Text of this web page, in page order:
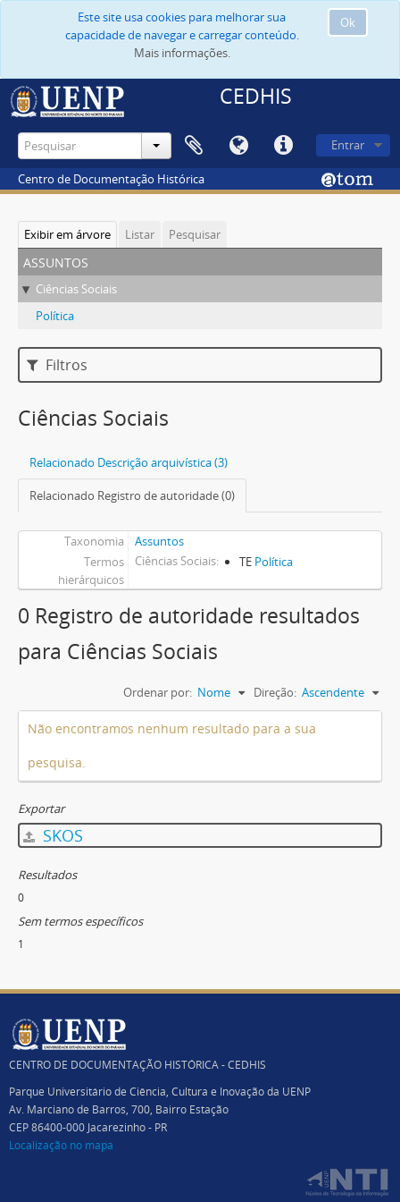
Ok
Este site usa cookies para melhorar sua
capacidade de navegar e carregar conteúdo.
Mais informações.
CEDHIS
Entrar
Centro de Documentação Histórica
Exibir em árvore Listar Pesquisar
assuntos
Ciências Sociais
Política
Filtros
Ciências Sociais
Relacionado Descrição arquivística (3)
Relacionado Registro de autoridade (0)
Taxonomia
Assuntos
Termos
hierárquicos
Ciências Sociais TE Política
0 Registro de autoridade resultados
para Ciências Sociais
Ordenar por: Nome Direção: Ascendente
Não encontramos nenhum resultado para a sua
pesquisa.
Exportar
SKOS
Resultados
0
Sem termos específicos
1
CENTRO DE DOCUMENTAÇÃO HISTÓRICA - CEDHIS
Parque Universitário de Ciência, Cultura e Inovação da UENP
Av. Marciano de Barros, 700, Bairro Estação
CEP 86400-000 Jacarezinho - PR
Localização no mapa